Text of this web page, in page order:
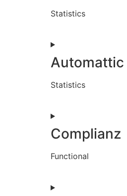
Statistics
Automattic
Statistics
Complianz
Functional